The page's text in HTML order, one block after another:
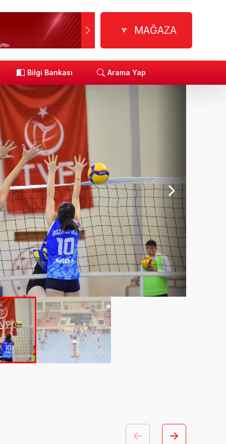
MAĞAZA
Bilgi Bankası Arama Yap